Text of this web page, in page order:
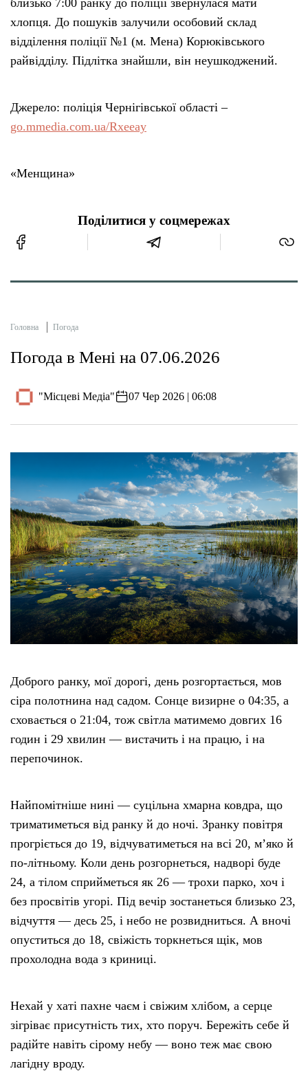
хлопця. До пошуків залучили особовий склад
відділення поліції №1 (м. Мена) Корюківського
райвідділу. Підлітка знайшли, він неушкоджений.
Джерело: поліція Чернігівської області –
go.mmedia.com.ua/Rxeeay
«Менщина»
Поділитися у соцмережах
Головна Погода
Погода в Мені на 07.06.2026
"Місцеві Медіа" 07 Чер 2026 | 06:08
Доброго ранку, мої дорогі, день розгортається, мов
сіра полотнина над садом. Сонце визирне о 04:35, а
сховається о 21:04, тож світла матимемо довгих 16
годин і 29 хвилин — вистачить і на працю, і на
перепочинок.
Найпомітніше нині — суцільна хмарна ковдра, що
триматиметься від ранку й до ночі. Зранку повітря
прогріється до 19, відчуватиметься на всі 20, м’яко й
по-літньому. Коли день розгорнеться, надворі буде
24, а тілом сприйметься як 26 — трохи парко, хоч і
без просвітів угорі. Під вечір зостанеться близько 23,
відчуття — десь 25, і небо не розвидниться. А вночі
опуститься до 18, свіжість торкнеться щік, мов
прохолодна вода з криниці.
Нехай у хаті пахне чаєм і свіжим хлібом, а серце
зігріває присутність тих, хто поруч. Бережіть себе й
радійте навіть сірому небу — воно теж має свою
лагідну вроду.